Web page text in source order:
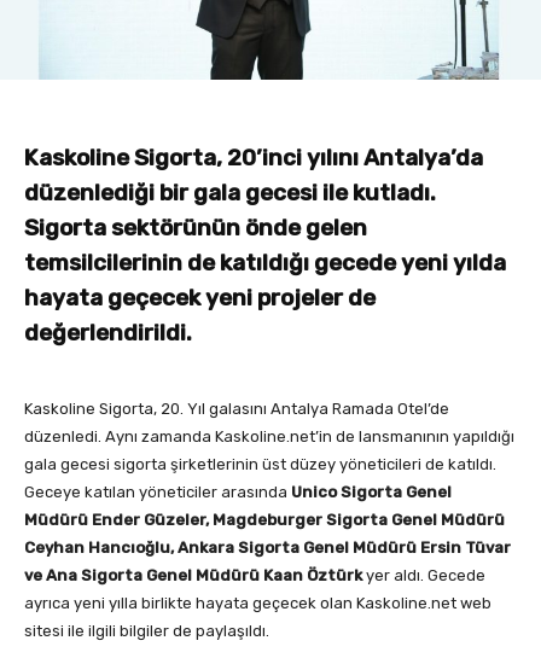
Kaskoline Sigorta, 20’inci yılını Antalya’da
düzenlediği bir gala gecesi ile kutladı.
Sigorta sektörünün önde gelen
temsilcilerinin de katıldığı gecede yeni yılda
hayata geçecek yeni projeler de
değerlendirildi.
Kaskoline Sigorta, 20. Yıl galasını Antalya Ramada Otel’de
düzenledi. Aynı zamanda Kaskoline.net’in de lansmanının yapıldığı
gala gecesi sigorta şirketlerinin üst düzey yöneticileri de katıldı.
Geceye katılan yöneticiler arasında Unico Sigorta Genel
Müdürü Ender Güzeler, Magdeburger Sigorta Genel Müdürü
Ceyhan Hancıoğlu, Ankara Sigorta Genel Müdürü Ersin Tüvar
ve Ana Sigorta Genel Müdürü Kaan Öztürkyer aldı. Gecede
ayrıca yeni yılla birlikte hayata geçecek olan Kaskoline.net web
sitesi ile ilgili bilgiler de paylaşıldı.